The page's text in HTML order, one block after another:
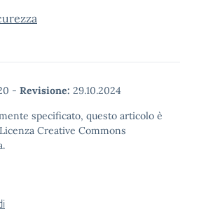
- Revisione: 29.10.2024
specificato, questo articolo è
Creative Commons